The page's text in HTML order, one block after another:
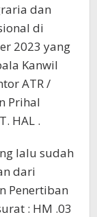
dan
di
2023 yang
Kanwil
ATR /
Prihal
HAL .
lalu sudah
dari
Penertiban
: HM .03